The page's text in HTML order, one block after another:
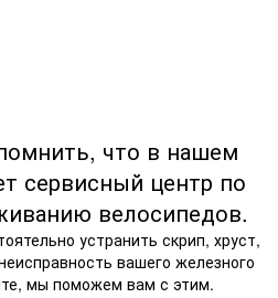
что в нашем
сервисный центр по
велосипедов.
устранить скрип, хруст,
вашего железного
мы поможем вам с этим.